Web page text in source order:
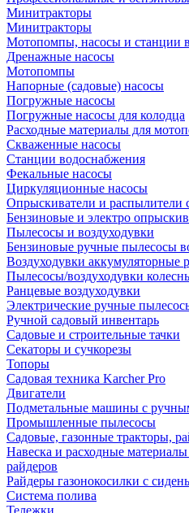
Минитракторы
Минитракторы
Мотопомпы, насосы и станции
Дренажные насосы
Мотопомпы
Напорные (садовые) насосы
Погружные насосы
Погружные насосы для колодца
Расходные материалы для
Скваженные насосы
Станции водоснабжения
Фекальные насосы
Циркуляционные насосы
Опрыскиватели и распылители
Бензиновые и электро
Пылесосы и воздуходувки
Бензиновые ручные пылесосы
Воздуходувки аккумуляторные
Пылесосы/воздуходувки
Ранцевые воздуходувки
Электрические ручные
Ручной садовый инвентарь
Садовые и строительные тачки
Секаторы и сучкорезы
Топоры
Садовая техника Karcher Pro
Двигатели
Подметальные машины с
Промышленные пылесосы
Садовые, газонные тракторы,
Навеска и расходные
райдеров
Райдеры газонокосилки с
Система полива
Тележки